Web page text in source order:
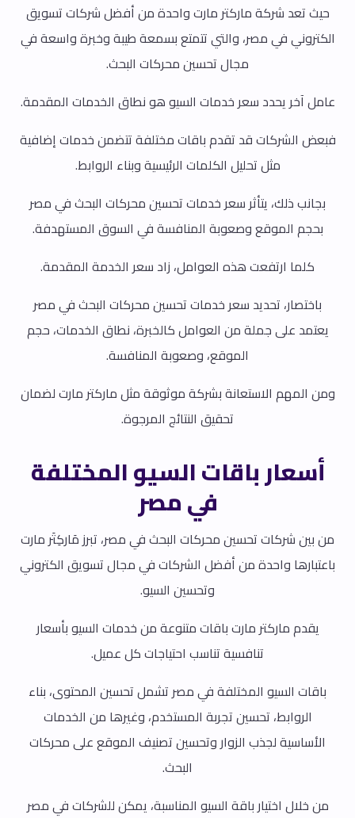
حيث تعد شركة ماركتر مارت واحدة من أفضل شركات تسويق
الكتروني في مصر، والتي تتمتع بسمعة طيبة وخبرة واسعة في
مجال تحسين محركات البحث.
عامل آخر يحدد سعر خدمات السيو هو نطاق الخدمات المقدمة.
فبعض الشركات قد تقدم باقات مختلفة تتضمن خدمات إضافية
مثل تحليل الكلمات الرئيسية وبناء الروابط.
بجانب ذلك، يتأثر سعر خدمات تحسين محركات البحث في مصر
بحجم الموقع وصعوبة المنافسة في السوق المستهدفة.
كلما ارتفعت هذه العوامل، زاد سعر الخدمة المقدمة.
باختصار، تحديد سعر خدمات تحسين محركات البحث في مصر
يعتمد على جملة من العوامل كالخبرة، نطاق الخدمات، حجم
الموقع، وصعوبة المنافسة.
ومن المهم الاستعانة بشركة موثوقة مثل ماركتر مارت لضمان
تحقيق النتائج المرجوة.
أسعار باقات السيو المختلفة
في مصر
من بين شركات تحسين محركات البحث في مصر، تبرز مَاركِتَر مارت
باعتبارها واحدة من أفضل الشركات في مجال تسويق الكتروني
وتحسين السيو.
يقدم ماركتر مارت باقات متنوعة من خدمات السيو بأسعار
تنافسية تناسب احتياجات كل عميل.
باقات السيو المختلفة في مصر تشمل تحسين المحتوى، بناء
الروابط، تحسين تجربة المستخدم، وغيرها من الخدمات
الأساسية لجذب الزوار وتحسين تصنيف الموقع على محركات
البحث.
من خلال اختيار باقة السيو المناسبة، يمكن للشركات في مصر